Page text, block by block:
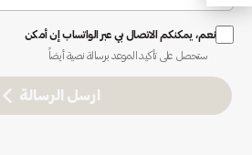
نعم، يمكنكم الاتصال بي عبر الواتساب إن أمكن
ستحصل على تأكيد الموعد برسالة نصية أيضاً
ارسل الرسالة